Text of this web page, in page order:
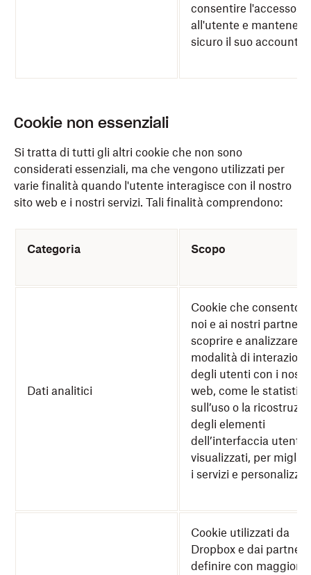
consentire l'accesso
all'utente e mantenere
sicuro il suo account.
Cookie non essenziali
Si tratta di tutti gli altri cookie che non sono
considerati essenziali, ma che vengono utilizzati per
varie finalità quando l'utente interagisce con il nostro
sito web e i nostri servizi. Tali finalità comprendono:
Categoria Scopo
Dati analitici
Cookie che
noi e ai nostri partner
scoprire e analizzare le
modalità di interazione
degli utenti con i
web, come le
sull’uso o la
degli elementi
dell’interfaccia utente
visualizzati, per
i servizi e
Cookie utilizzati da
Dropbox e dai partner
definire con maggiore